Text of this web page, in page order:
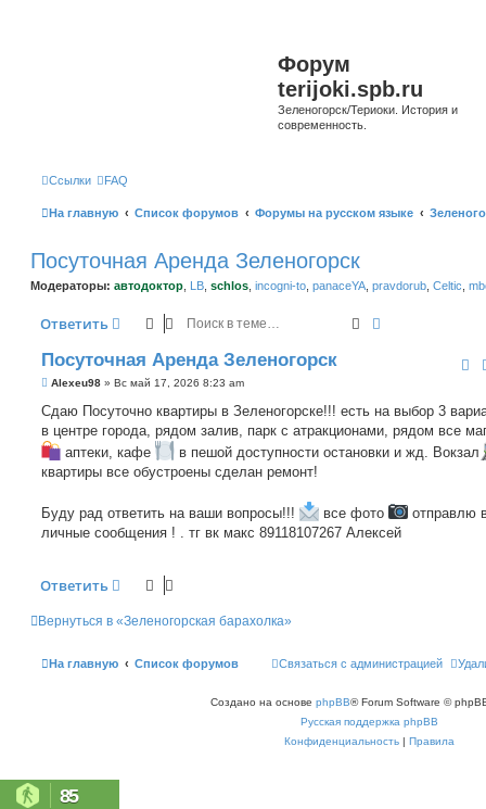
Форум
terijoki.spb.ru
Зеленогорск/Териоки. История и
современность.
Ссылки FAQ
На главную Список форумов Форумы на русском языке
Посуточная Аренда Зеленогорск
Модераторы: автодоктор LB schlos incogni-to panaceYA pravdorub Celtic
Ответить Поиск
Посуточная Аренда Зеленогорск
С
о
б
щ
е
н
и
Alexeu98 » Вс май 17, 2026 8:23 am
Сдаю Посуточно квартиры в Зеленогорске!!! есть на выбор 3
в центре города, рядом залив, парк с атракционами, рядом все
аптеки, кафе
в пешой доступности остановки и жд. Вокзал
квартиры все обустроены сделан ремонт!
Буду рад ответить на ваши вопросы!!! все фото
отправлю
личные сообщения ! . тг вк макс 89118107267 Алексей
Ответить
Вернуться в «Зеленогорская барахолка»
На главную Список форумов Связаться с администрацией
Создано на основе phpBB® Forum Software ©
Русская поддержка phpBB
Конфиденциальность | Правила
85